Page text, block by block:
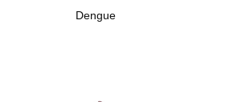
Dengue